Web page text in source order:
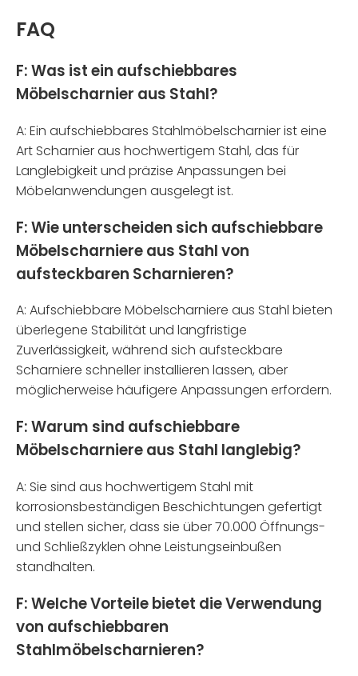
FAQ
F: Was ist ein aufschiebbares
Möbelscharnier aus Stahl?
A: Ein aufschiebbares Stahlmöbelscharnier ist eine
Art Scharnier aus hochwertigem Stahl, das für
Langlebigkeit und präzise Anpassungen bei
Möbelanwendungen ausgelegt ist.
F: Wie unterscheiden sich aufschiebbare
Möbelscharniere aus Stahl von
aufsteckbaren Scharnieren?
A: Aufschiebbare Möbelscharniere aus Stahl bieten
überlegene Stabilität und langfristige
Zuverlässigkeit, während sich aufsteckbare
Scharniere schneller installieren lassen, aber
möglicherweise häufigere Anpassungen erfordern.
F: Warum sind aufschiebbare
Möbelscharniere aus Stahl langlebig?
A: Sie sind aus hochwertigem Stahl mit
korrosionsbeständigen Beschichtungen gefertigt
und stellen sicher, dass sie über 70.000 Öffnungs-
und Schließzyklen ohne Leistungseinbußen
standhalten.
F: Welche Vorteile bietet die Verwendung
von aufschiebbaren
Stahlmöbelscharnieren?